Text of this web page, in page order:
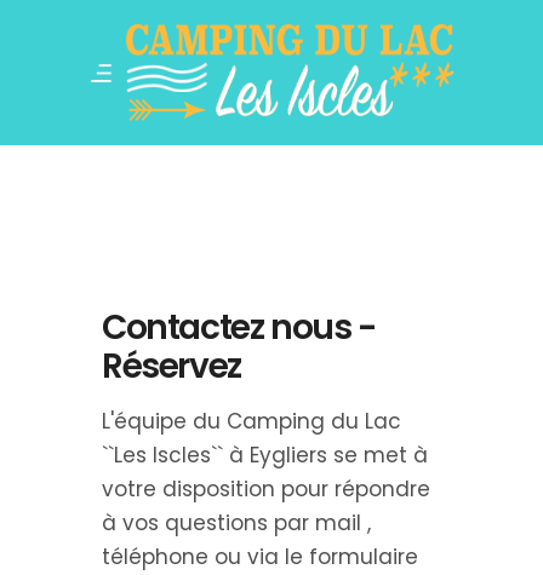
Contactez nous -
Réservez
L'équipe du Camping du Lac
``Les Iscles`` à Eygliers se met à
votre disposition pour répondre
à vos questions par mail ,
téléphone ou via le formulaire